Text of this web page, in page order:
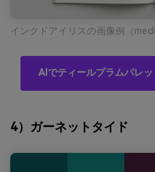
インクドアイリスの画像例（
AIでティールプラムパレ
4）ガーネットタイド